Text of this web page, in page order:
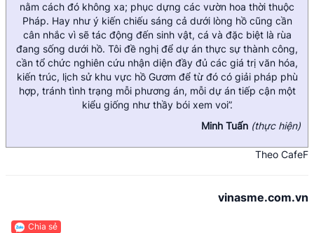
nằm cách đó không xa; phục dựng các vườn hoa thời thuộc
Pháp. Hay như ý kiến chiếu sáng cả dưới lòng hồ cũng cần
cân nhắc vì sẽ tác động đến sinh vật, cá và đặc biệt là rùa
đang sống dưới hồ. Tôi đề nghị để dự án thực sự thành công,
cần tổ chức nghiên cứu nhận diện đầy đủ các giá trị văn hóa,
kiến trúc, lịch sử khu vực hồ Gươm để từ đó có giải pháp phù
hợp, tránh tình trạng mỗi phương án, mỗi dự án tiếp cận một
kiểu giống như thầy bói xem voi”.
Minh Tuấn (thực hiện)
Theo CafeF
vinasme.com.vn
Chia sẻ